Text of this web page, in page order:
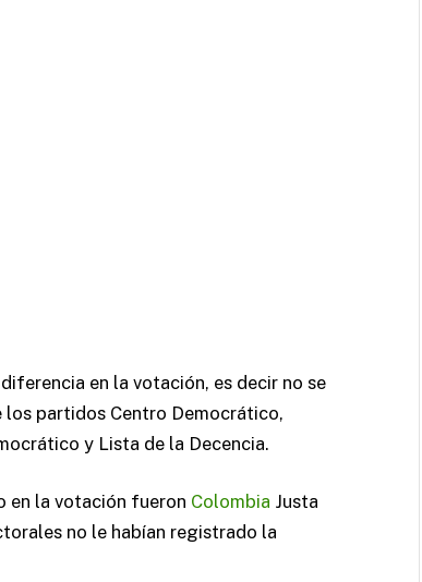
en la votación, es decir no se
partidos Centro Democrático,
y Lista de la Decencia.
en la votación fueron Colombia Justa
no le habían registrado la